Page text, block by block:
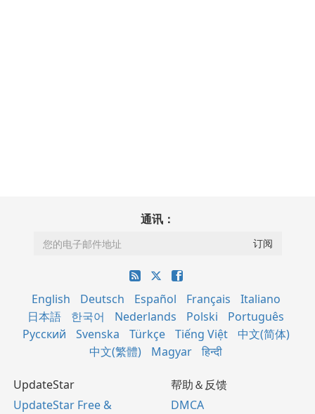
通讯：
English Deutsch Español Français
Italiano
日本語
한국어 Nederlands Polski
Português
Русский
Svenska Türkçe Tiếng Việt
中文(简体)
中文(繁體)
Magyar हिन्दी
UpdateStar
UpdateStar Free &
帮助＆反馈
DMCA